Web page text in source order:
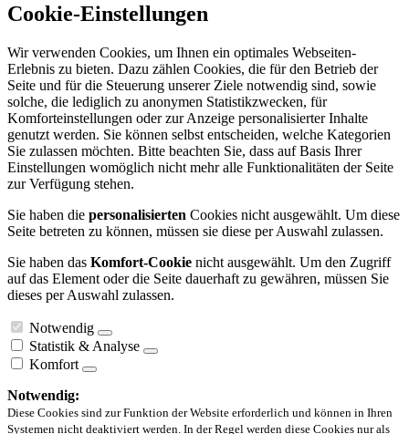
Cookie-Einstellungen
Wir verwenden Cookies, um Ihnen ein optimales Webseiten-
Erlebnis zu bieten. Dazu zählen Cookies, die für den Betrieb der
Seite und für die Steuerung unserer Ziele notwendig sind, sowie
solche, die lediglich zu anonymen Statistikzwecken, für
Komforteinstellungen oder zur Anzeige personalisierter Inhalte
genutzt werden. Sie können selbst entscheiden, welche Kategorien
Sie zulassen möchten. Bitte beachten Sie, dass auf Basis Ihrer
Einstellungen womöglich nicht mehr alle Funktionalitäten der Seite
zur Verfügung stehen.
Sie haben die personalisierten Cookies nicht ausgewählt. Um diese
Seite betreten zu können, müssen sie diese per Auswahl zulassen.
Sie haben das Komfort-Cookie nicht ausgewählt. Um den Zugriff
auf das Element oder die Seite dauerhaft zu gewähren, müssen Sie
dieses per Auswahl zulassen.
Notwendig
Statistik & Analyse
Komfort
Notwendig:
Diese Cookies sind zur Funktion der Website erforderlich und können in Ihren
Systemen nicht deaktiviert werden. In der Regel werden diese Cookies nur als